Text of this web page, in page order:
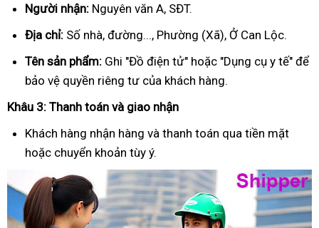
Người nhận: Nguyên văn A, SĐT.
Địa chỉ: Số nhà, đường..., Phường (Xã), Ở Can Lộc.
Tên sản phẩm: Ghi "Đồ điện tử" hoặc "Dụng cụ y tế" để
bảo vệ quyền riêng tư của khách hàng.
Khâu 3: Thanh toán và giao nhận
Khách hàng nhận hàng và thanh toán qua tiền mặt
hoặc chuyển khoản tùy ý.